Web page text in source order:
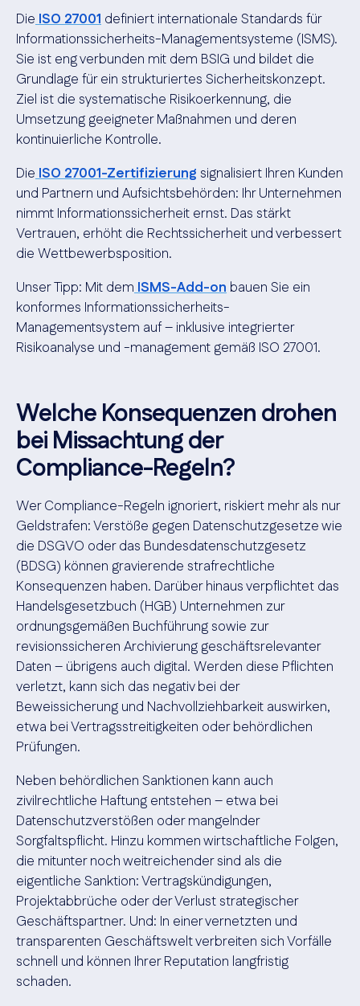
Die ISO 27001 definiert internationale Standards für
Informationssicherheits-Managementsysteme (ISMS).
Sie ist eng verbunden mit dem BSIG und bildet die
Grundlage für ein strukturiertes Sicherheitskonzept.
Ziel ist die systematische Risikoerkennung, die
Umsetzung geeigneter Maßnahmen und deren
kontinuierliche Kontrolle.
Die ISO 27001-Zertifizierung signalisiert Ihren Kunden
und Partnern und Aufsichtsbehörden: Ihr Unternehmen
nimmt Informationssicherheit ernst. Das stärkt
Vertrauen, erhöht die Rechtssicherheit und verbessert
die Wettbewerbsposition.
Unser Tipp: Mit dem ISMS-Add-on bauen Sie ein
konformes Informationssicherheits-
Managementsystem auf – inklusive integrierter
Risikoanalyse und -management gemäß ISO 27001.
Welche Konsequenzen drohen
bei Missachtung der
Compliance-Regeln?
Wer Compliance-Regeln ignoriert, riskiert mehr als nur
Geldstrafen: Verstöße gegen Datenschutzgesetze wie
die DSGVO oder das Bundesdatenschutzgesetz
(BDSG) können gravierende strafrechtliche
Konsequenzen haben. Darüber hinaus verpflichtet das
Handelsgesetzbuch (HGB) Unternehmen zur
ordnungsgemäßen Buchführung sowie zur
revisionssicheren Archivierung geschäftsrelevanter
Daten – übrigens auch digital. Werden diese Pflichten
verletzt, kann sich das negativ bei der
Beweissicherung und Nachvollziehbarkeit auswirken,
etwa bei Vertragsstreitigkeiten oder behördlichen
Prüfungen.
Neben behördlichen Sanktionen kann auch
zivilrechtliche Haftung entstehen – etwa bei
Datenschutzverstößen oder mangelnder
Sorgfaltspflicht. Hinzu kommen wirtschaftliche Folgen,
die mitunter noch weitreichender sind als die
eigentliche Sanktion: Vertragskündigungen,
Projektabbrüche oder der Verlust strategischer
Geschäftspartner. Und: In einer vernetzten und
transparenten Geschäftswelt verbreiten sich Vorfälle
schnell und können Ihrer Reputation langfristig
schaden.